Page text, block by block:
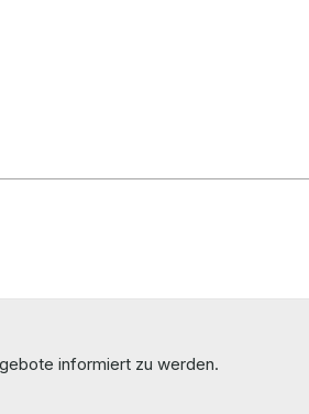
informiert zu werden.